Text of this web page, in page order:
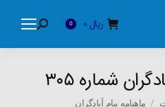
ریال 0
Search:
شماره ۳۰۵
ماهنامه پیام آبادگران